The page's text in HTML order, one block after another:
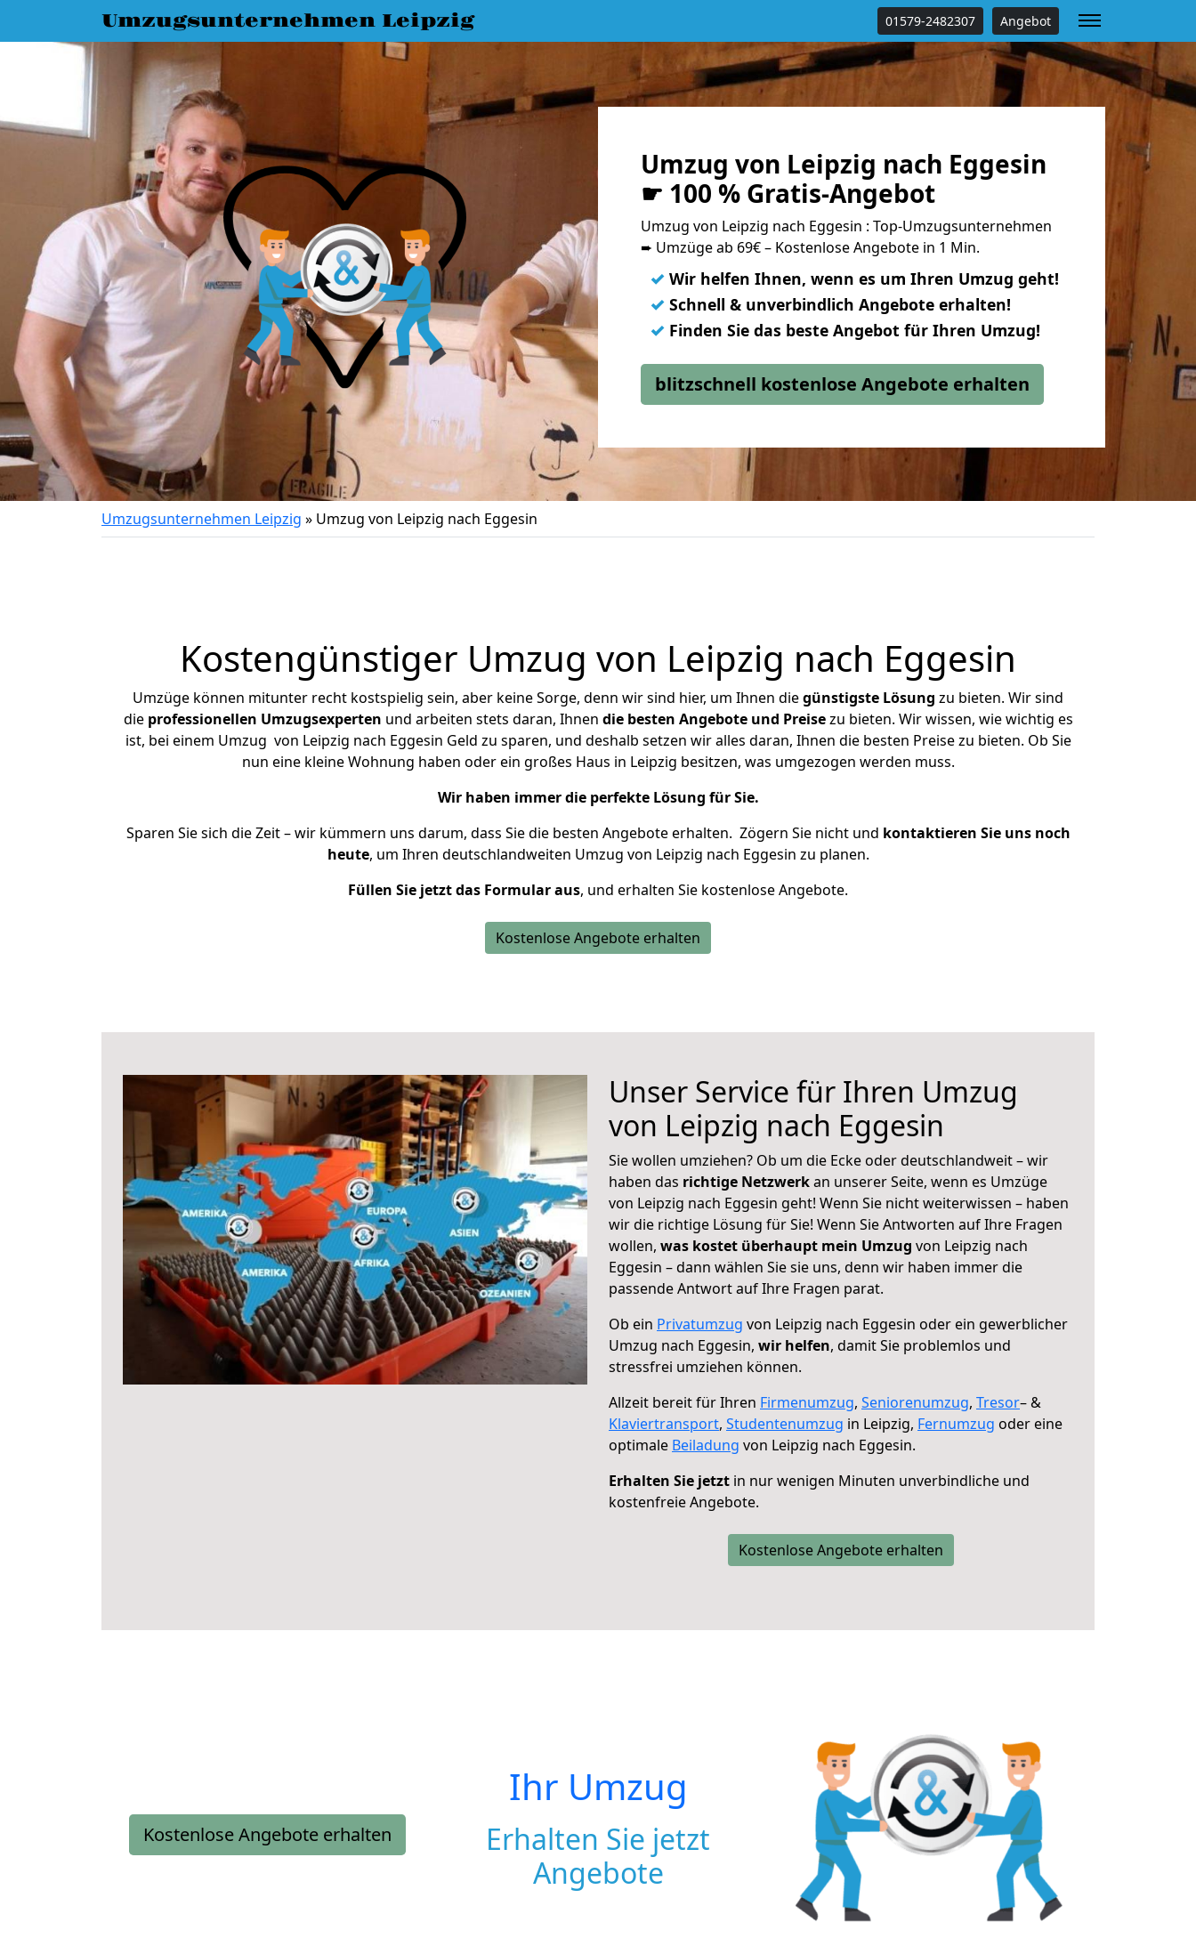
Umzugsunternehmen Leipzig 01579-2482307 Angebot
Umzug von Leipzig nach Eggesin
☛ 100 % Gratis-Angebot
Umzug von Leipzig nach Eggesin : Top-Umzugsunternehmen
➨ Umzüge ab 69€ – Kostenlose Angebote in 1 Min.
✓ Wir helfen Ihnen, wenn es um Ihren Umzug geht!
✓ Schnell & unverbindlich Angebote erhalten!
✓ Finden Sie das beste Angebot für Ihren Umzug!
blitzschnell kostenlose Angebote erhalten
Umzugsunternehmen Leipzig » Umzug von Leipzig nach Eggesin
Kostengünstiger Umzug von Leipzig nach Eggesin
Umzüge können mitunter recht kostspielig sein, aber keine Sorge, denn wir sind hier, um Ihnen diegünstigste Lösung zu bieten. Wir sind
die professionellen Umzugsexperten und arbeiten stets daran, Ihnen die besten Angebote und Preisezu bieten. Wir wissen, wie wichtig es
ist, bei einem Umzug von Leipzig nach Eggesin Geld zu sparen, und deshalb setzen wir alles daran, Ihnen die besten Preise zu bieten. Ob Sie
nun eine kleine Wohnung haben oder ein großes Haus in Leipzig besitzen, was umgezogen werden muss.
Wir haben immer die perfekte Lösung für Sie.
Sparen Sie sich die Zeit – wir kümmern uns darum, dass Sie die besten Angebote erhalten. Zögern Sie nicht und kontaktieren Sie uns noch
heute, um Ihren deutschlandweiten Umzug von Leipzig nach Eggesin zu planen.
Füllen Sie jetzt das Formular aus, und erhalten Sie kostenlose Angebote.
Kostenlose Angebote erhalten
Unser Service für Ihren Umzug
von Leipzig nach Eggesin
Sie wollen umziehen? Ob um die Ecke oder deutschlandweit – wir
haben das richtige Netzwerkan unserer Seite, wenn es Umzüge
von Leipzig nach Eggesin geht! Wenn Sie nicht weiterwissen – haben
wir die richtige Lösung für Sie! Wenn Sie Antworten auf Ihre Fragen
wollen, was kostet überhaupt mein Umzug von Leipzig nach
Eggesin – dann wählen Sie sie uns, denn wir haben immer die
passende Antwort auf Ihre Fragen parat.
Ob ein Privatumzug von Leipzig nach Eggesin oder ein gewerblicher
Umzug nach Eggesin, wir helfen, damit Sie problemlos und
stressfrei umziehen können.
Allzeit bereit für Ihren Firmenumzug, Seniorenumzug, Tresor– &
Klaviertransport, Studentenumzug in Leipzig, Fernumzug oder eine
optimale Beiladung von Leipzig nach Eggesin.
Erhalten Sie jetzt in nur wenigen Minuten unverbindliche und
kostenfreie Angebote.
Kostenlose Angebote erhalten
Kostenlose Angebote erhalten
Ihr Umzug
Erhalten Sie jetzt
Angebote